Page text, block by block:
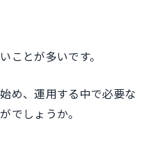
ことが多いです。
め、運用する中で必要な
でしょうか。